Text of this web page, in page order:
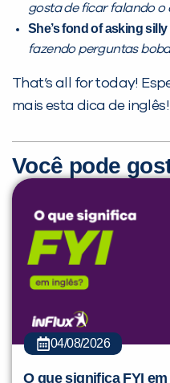
gosta de ficar falando o
She’s fond of asking
fazendo perguntas
That’s all for today!
mais esta dica de inglês!
Você pode
04/08/2026
O que significa FYI